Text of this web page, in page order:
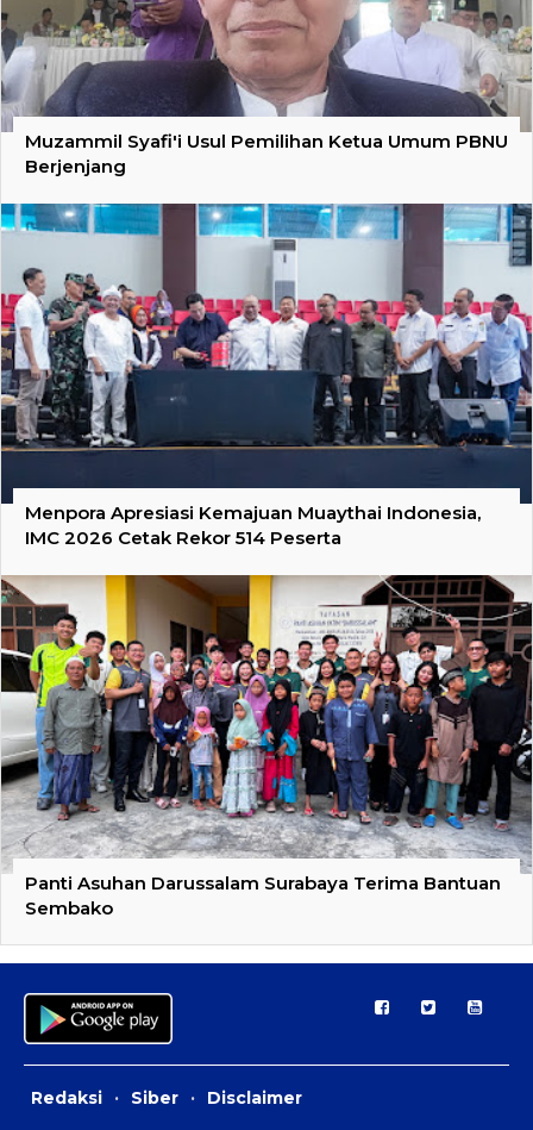
Muzammil Syafi'i Usul Pemilihan Ketua Umum PBNU
Berjenjang
Menpora Apresiasi Kemajuan Muaythai Indonesia,
IMC 2026 Cetak Rekor 514 Peserta
Panti Asuhan Darussalam Surabaya Terima Bantuan
Sembako
Redaksi · Siber · Disclaimer